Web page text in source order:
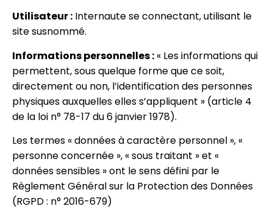
Utilisateur : Internaute se connectant, utilisant le
site susnommé.
Informations personnelles : « Les informations qui
permettent, sous quelque forme que ce soit,
directement ou non, l’identification des personnes
physiques auxquelles elles s’appliquent » (article 4
de la loi n° 78-17 du 6 janvier 1978).
Les termes « données à caractère personnel », «
personne concernée », « sous traitant » et «
données sensibles » ont le sens défini par le
Règlement Général sur la Protection des Données
(RGPD : n° 2016-679)